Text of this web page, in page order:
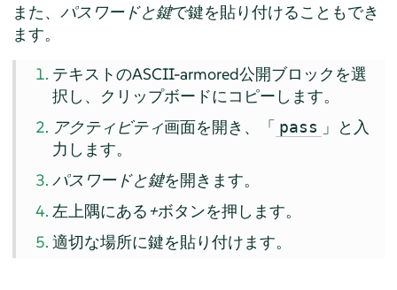
また、 パスワードと鍵で鍵を貼り付けることもでき
ます。
テキストのASCII-armored公開ブロックを選
択し、クリップボードにコピーします。
アクティビティ画面を開き、「 pass 」と入
力します。
パスワードと鍵を開きます。
左上隅にある+ボタンを押します。
適切な場所に鍵を貼り付けます。